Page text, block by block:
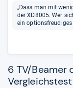
„Dass man mit
der XD8005. Wer
ein optionsfreudiges
6 TV/Beamer
Vergleichstest